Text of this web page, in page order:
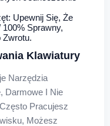
Upewnij Się, Że
Sprawny,
Zwrotu.
Klawiatury
Narzędzia
Darmowe I Nie
Pracujesz
Możesz